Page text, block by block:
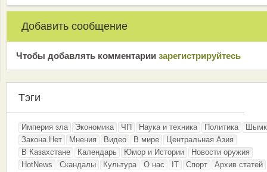
Добавить сообщение
Чтобы добавлять комментарии зарeгиcтрирyйтeсь
Тэги
Империя зла Экономика ЧП Наука и техника Политика
Закона.Нет
Мнения Видео В мире
Центральная Азия
В Казахстане
Календарь Юмор и Истории
Новости оружия
HotNews
Скандалы Культура О нас IT Спорт
Архив статей